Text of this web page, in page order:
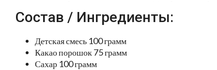
Состав / Ингредиенты:
Детская смесь 100 грамм
Какао порошок 75 грамм
Сахар 100 грамм